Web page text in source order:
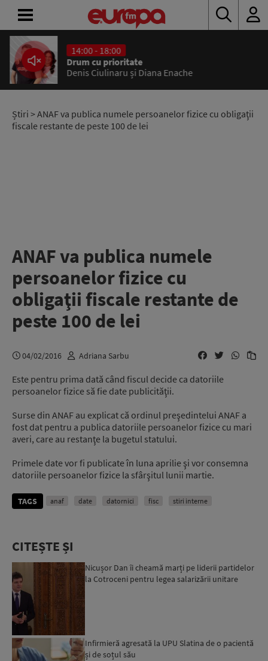
14:00 - 18:00
Drum cu prioritate
Denis Ciulinaru și Diana Enache
Știri > ANAF va publica numele persoanelor fizice cu obligaţii
fiscale restante de peste 100 de lei
ANAF va publica numele
persoanelor fizice cu
obligaţii fiscale restante de
peste 100 de lei
04/02/2016 Adriana Sarbu
Este pentru prima dată când fiscul decide ca datoriile
persoanelor fizice să fie date publicităţii.
Surse din ANAF au explicat că ordinul preşedintelui ANAF a
fost dat pentru a publica datoriile persoanelor fizice cu mari
averi, care au restanţe la bugetul statului.
Primele date vor fi publicate în luna aprilie şi vor consemna
datoriile persoanelor fizice la sfârşitul lunii martie.
TAGS anaf date datornici fisc stiri interne
CITEȘTE ȘI
Nicușor Dan îi cheamă marți pe liderii partidelor
la Cotroceni pentru legea salarizării unitare
Infirmieră agresată la UPU Slatina de o pacientă
și de soțul său
ACASĂ
ȘTIRI
RADIO